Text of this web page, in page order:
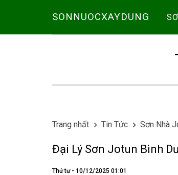
SONNUOCXAYDUNG
Trang nhất Tin Tức Sơn Nhà
Đại Lý Sơn Jotun Bình
Thứ tư - 10/12/2025 01:01